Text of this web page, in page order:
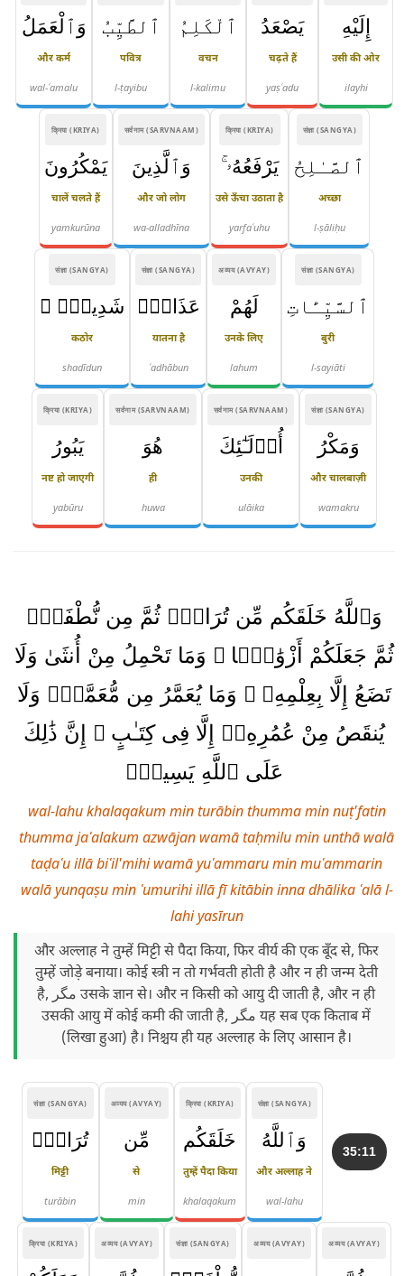
إِلَيْهِ
उसी की ओर
ilayhi
يَصْعَدُ
चढ़ते हैं
yaṣʿadu
ٱلْكَلِمُ
वचन
l-kalimu
ٱلطَّيِّبُ
पवित्र
l-ṭayibu
وَٱلْعَمَلُ
और कर्म
wal-ʿamalu
संज्ञा (SANGYA)
ٱلصَّـٰلِحُ
अच्छा
l-ṣāliḥu
क्रिया (KRIYA)
يَرْفَعُهُۥ ۚ
उसे ऊँचा उठाता है
yarfaʿuhu
सर्वनाम (SARVNAAM)
وَٱلَّذِينَ
और जो लोग
wa-alladhīna
क्रिया (KRIYA)
يَمْكُرُونَ
चालें चलते हैं
yamkurūna
संज्ञा (SANGYA)
ٱلسَّيِّـَٔاتِ
बुरी
l-sayiāti
अव्यय (AVYAY)
لَهُمْ
उनके लिए
lahum
संज्ञा (SANGYA)
عَذَابٌۭ
यातना है
ʿadhābun
संज्ञा (SANGYA)
شَدِيدٌۭ ۖ
कठोर
shadīdun
संज्ञा (SANGYA)
وَمَكْرُ
और चालबाज़ी
wamakru
सर्वनाम (SARVNAAM)
أُو۟لَـٰٓئِكَ
उनकी
ulāika
सर्वनाम (SARVNAAM)
هُوَ
ही
huwa
क्रिया (KRIYA)
يَبُورُ
नष्ट हो जाएगी
yabūru
وَٱللَّهُ خَلَقَكُم مِّن تُرَابٍۢ ثُمَّ مِن نُّطْفَةٍۢ
ثُمَّ جَعَلَكُمْ أَزْوَٰجًۭا ۚ وَمَا تَحْمِلُ مِنْ أُنثَىٰ وَلَا
تَضَعُ إِلَّا بِعِلْمِهِۦ ۚ وَمَا يُعَمَّرُ مِن مُّعَمَّرٍۢ وَلَا
يُنقَصُ مِنْ عُمُرِهِۦٓ إِلَّا فِى كِتَـٰبٍ ۚ إِنَّ ذَٰلِكَ
عَلَى ٱللَّهِ يَسِيرٌۭ
wal-lahu khalaqakum min turābin thumma min nuṭ'fatin
thumma jaʿalakum azwājan wamā taḥmilu min unthā walā
taḍaʿu illā biʿil'mihi wamā yuʿammaru min muʿammarin
walā yunqaṣu min ʿumurihi illā fī kitābin inna dhālika ʿalā l-
lahi yasīrun
और अल्लाह ने तुम्हें मिट्टी से पैदा किया, फिर वीर्य की एक बूँद से, फिर
तुम्हें जोड़े बनाया। कोई स्त्री न तो गर्भवती होती है और न ही जन्म देती
है, مگر उसके ज्ञान से। और न किसी को आयु दी जाती है, और न ही
उसकी आयु में कोई कमी की जाती है, مگر यह सब एक किताब में
(लिखा हुआ) है। निश्चय ही यह अल्लाह के लिए आसान है।
35:11
संज्ञा (SANGYA)
وَٱللَّهُ
और अल्लाह ने
wal-lahu
क्रिया (KRIYA)
خَلَقَكُم
तुम्हें पैदा किया
khalaqakum
अव्यय (AVYAY)
مِّن
से
min
संज्ञा (SANGYA)
تُرَابٍۢ
मिट्टी
turābin
अव्यय (AVYAY)
अव्यय (AVYAY)
संज्ञा (SANGYA)
अव्यय (AVYAY)
क्रिया (KRIYA)